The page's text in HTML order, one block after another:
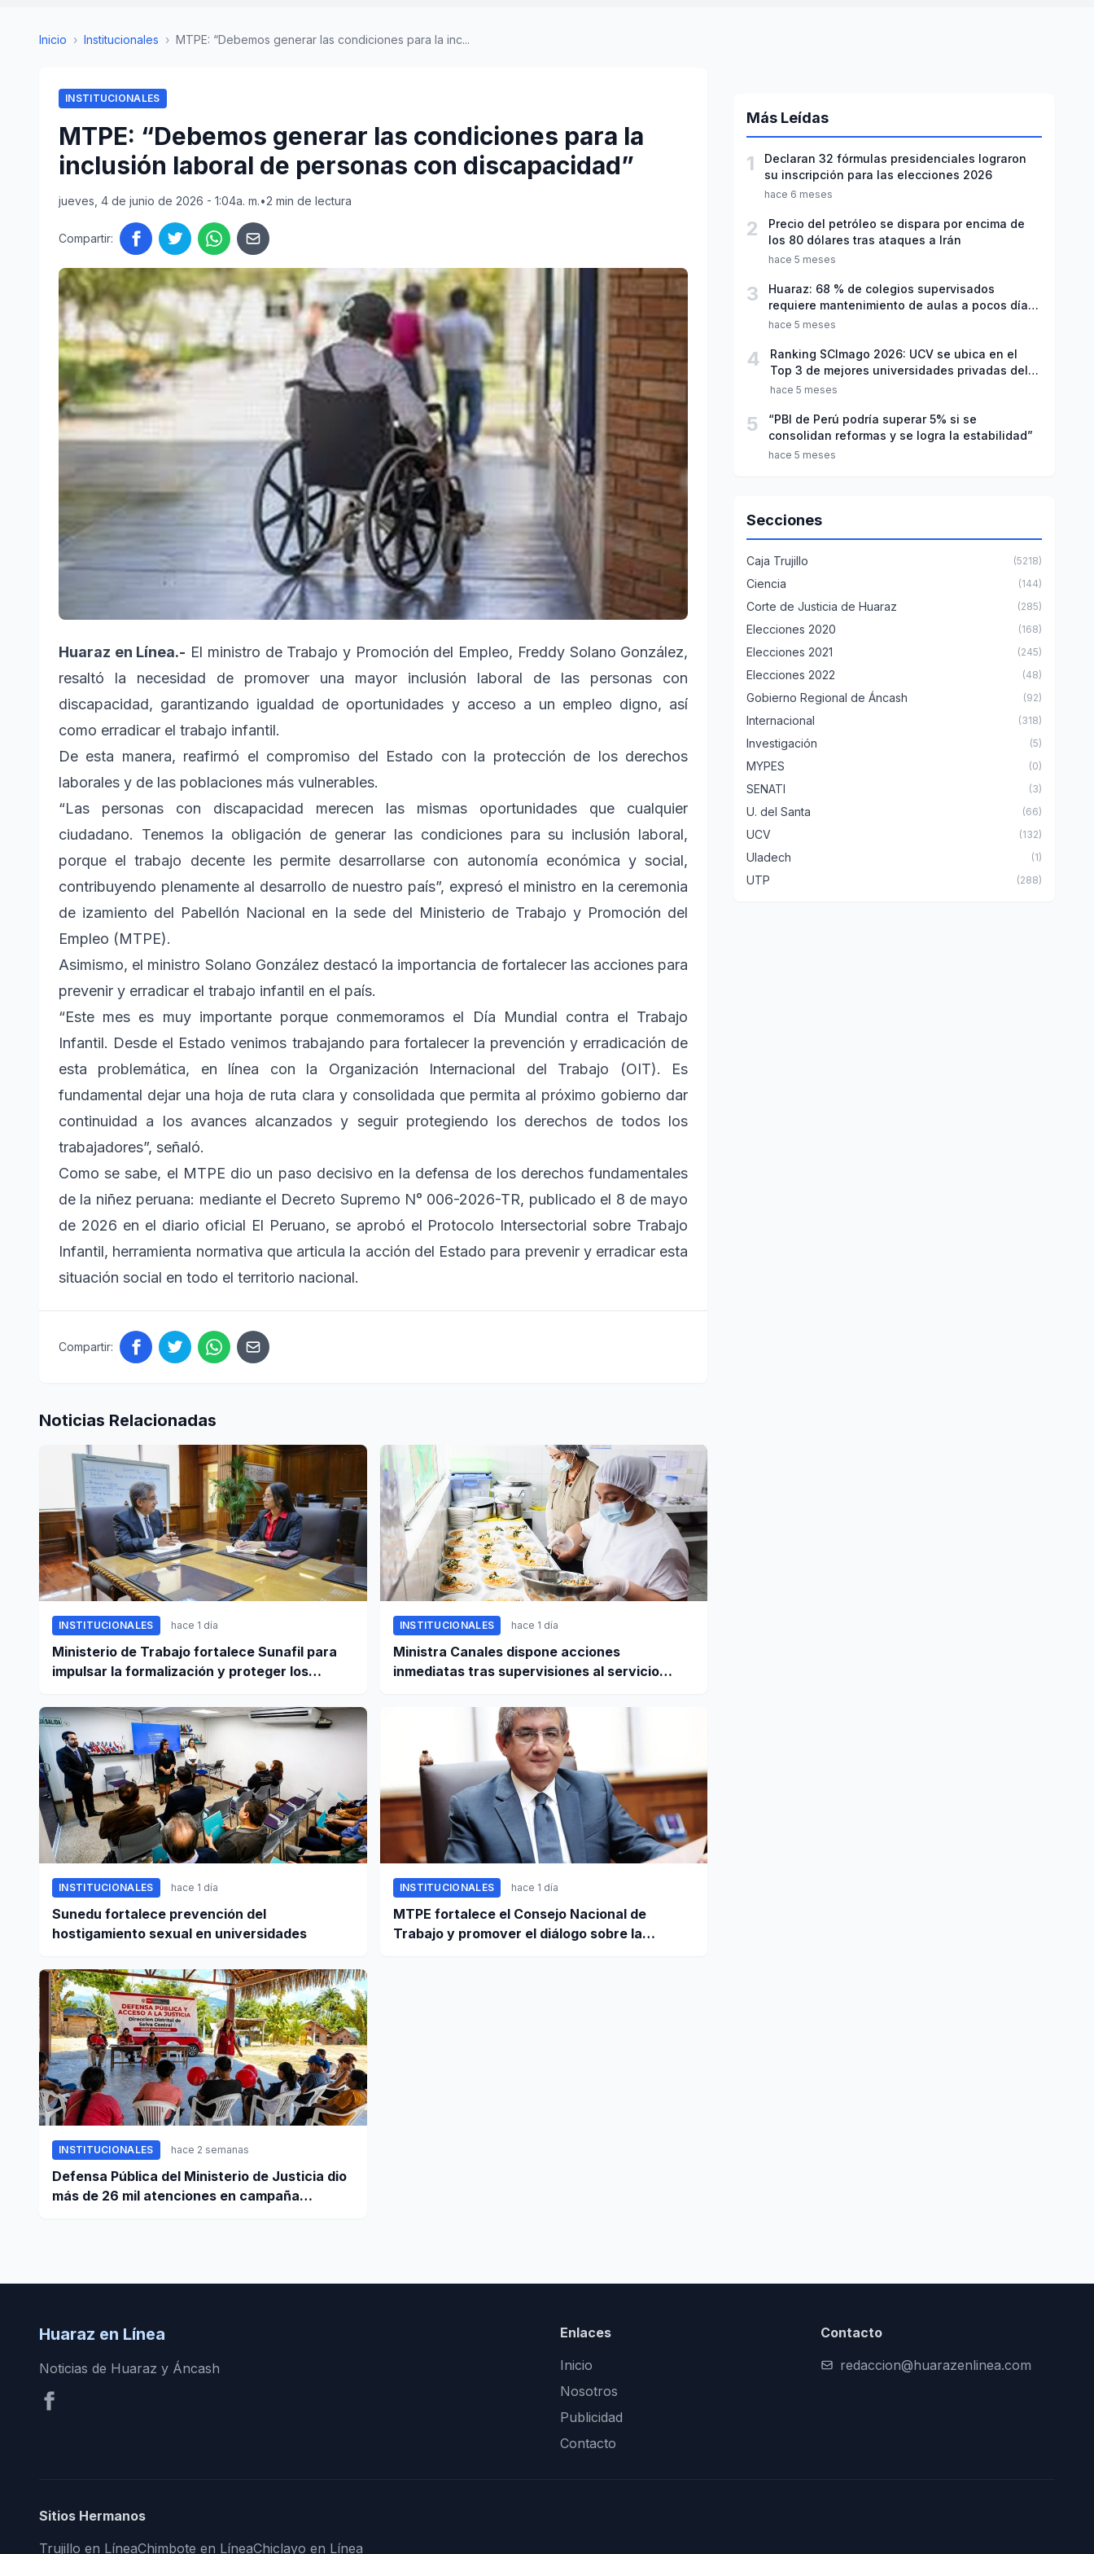
Inicio › Institucionales › MTPE: “Debemos generar las condiciones para la inc...
INSTITUCIONALES
MTPE: “Debemos generar las condiciones para la
inclusión laboral de personas con discapacidad”
jueves, 4 de junio de 2026 - 1:04a. m.•2 min de lectura
Compartir:
Huaraz en Línea.- El ministro de Trabajo y Promoción del Empleo, Freddy Solano González,
resaltó la necesidad de promover una mayor inclusión laboral de las personas con
discapacidad, garantizando igualdad de oportunidades y acceso a un empleo digno, así
como erradicar el trabajo infantil.
De esta manera, reafirmó el compromiso del Estado con la protección de los derechos
laborales y de las poblaciones más vulnerables.
“Las personas con discapacidad merecen las mismas oportunidades que cualquier
ciudadano. Tenemos la obligación de generar las condiciones para su inclusión laboral,
porque el trabajo decente les permite desarrollarse con autonomía económica y social,
contribuyendo plenamente al desarrollo de nuestro país”, expresó el ministro en la ceremonia
de izamiento del Pabellón Nacional en la sede del Ministerio de Trabajo y Promoción del
Empleo (MTPE).
Asimismo, el ministro Solano González destacó la importancia de fortalecer las acciones para
prevenir y erradicar el trabajo infantil en el país.
“Este mes es muy importante porque conmemoramos el Día Mundial contra el Trabajo
Infantil. Desde el Estado venimos trabajando para fortalecer la prevención y erradicación de
esta problemática, en línea con la Organización Internacional del Trabajo (OIT). Es
fundamental dejar una hoja de ruta clara y consolidada que permita al próximo gobierno dar
continuidad a los avances alcanzados y seguir protegiendo los derechos de todos los
trabajadores”, señaló.
Como se sabe, el MTPE dio un paso decisivo en la defensa de los derechos fundamentales
de la niñez peruana: mediante el Decreto Supremo N° 006-2026-TR, publicado el 8 de mayo
de 2026 en el diario oficial El Peruano, se aprobó el Protocolo Intersectorial sobre Trabajo
Infantil, herramienta normativa que articula la acción del Estado para prevenir y erradicar esta
situación social en todo el territorio nacional.
Compartir:
Noticias Relacionadas
INSTITUCIONALES hace 1 día
Ministerio de Trabajo fortalece Sunafil para
impulsar la formalización y proteger los
INSTITUCIONALES hace 1 día
Ministra Canales dispone acciones
inmediatas tras supervisiones al servicio
INSTITUCIONALES hace 1 día
Sunedu fortalece prevención del
hostigamiento sexual en universidades
INSTITUCIONALES hace 1 día
MTPE fortalece el Consejo Nacional de
Trabajo y promover el diálogo sobre la
INSTITUCIONALES hace 2 semanas
Defensa Pública del Ministerio de Justicia dio
más de 26 mil atenciones en campaña
Más Leídas
1
Declaran 32 fórmulas presidenciales lograron
su inscripción para las elecciones 2026
hace 6 meses
2
Precio del petróleo se dispara por encima de
los 80 dólares tras ataques a Irán
hace 5 meses
3
Huaraz: 68 % de colegios supervisados
requiere mantenimiento de aulas a pocos días
de inicio del año escolar 2026
hace 5 meses
4
Ranking SCImago 2026: UCV se ubica en el
Top 3 de mejores universidades privadas del
Perú
hace 5 meses
5
“PBI de Perú podría superar 5% si se
consolidan reformas y se logra la estabilidad”
hace 5 meses
Secciones
Caja Trujillo (5218)
Ciencia (144)
Corte de Justicia de Huaraz (285)
Elecciones 2020 (168)
Elecciones 2021 (245)
Elecciones 2022 (48)
Gobierno Regional de Áncash (92)
Internacional (318)
Investigación (5)
MYPES (0)
SENATI (3)
U. del Santa (66)
UCV (132)
Uladech (1)
UTP (288)
Huaraz en Línea
Noticias de Huaraz y Áncash
Enlaces
Inicio
Nosotros
Publicidad
Contacto
Contacto
redaccion@huarazenlinea.com
Sitios Hermanos
Trujillo en LíneaChimbote en LíneaChiclayo en Línea